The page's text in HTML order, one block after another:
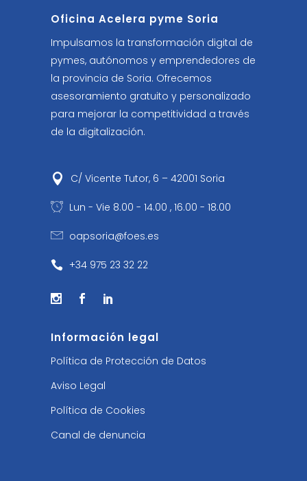
Oficina Acelera pyme Soria
Impulsamos la transformación digital de
pymes, autónomos y emprendedores de
la provincia de Soria. Ofrecemos
asesoramiento gratuito y personalizado
para mejorar la competitividad a través
de la digitalización.
C/ Vicente Tutor, 6 – 42001 Soria
Lun - Vie 8.00 - 14.00 , 16.00 - 18.00
oapsoria@foes.es
+34 975 23 32 22
Información legal
Política de Protección de Datos
Aviso Legal
Política de Cookies
Canal de denuncia